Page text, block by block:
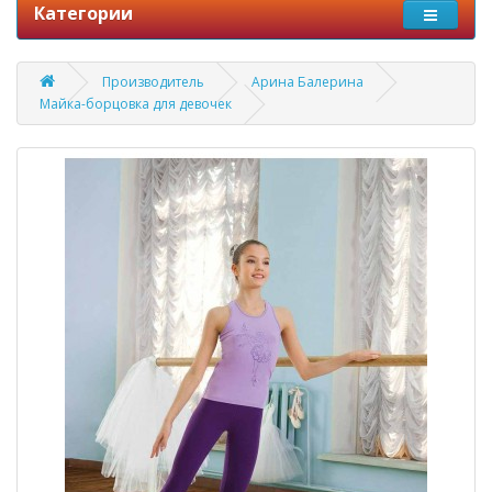
Категории
Производитель
Арина Балерина
Майка-борцовка для девочек